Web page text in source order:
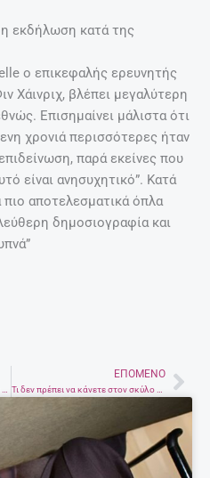
εκδήλωση κατά της
ο επικεφαλής ερευνητής
Χάινριχ, βλέπει μεγαλύτερη
Επισημαίνει μάλιστα ότι
χρονιά περισσότερες ήταν
παρά εκείνες που
είναι ανησυχητικό”. Κατά
αποτελεσματικά όπλα
δημοσιογραφία και
ΕΠΌΜΕΝΟ